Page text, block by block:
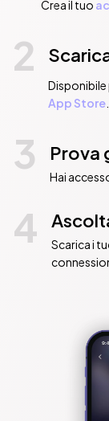
Crea il tuo
2
Disponibile
App Store.
3 Prova
Hai
4
Scarica i